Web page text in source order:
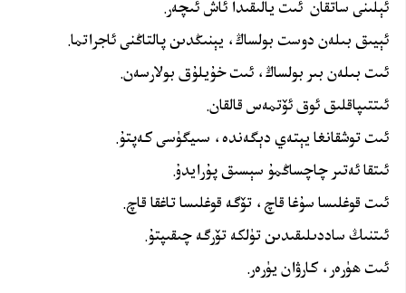
ئېلىنى ساتقان ئىت يالىقىدا ئاش ئىچەر.
ئېيىق بىلەن دوست بولساڭ، يېنىڭدىن پالتاڭنى ئاجراتما.
ئىت بىلەن بىر بولساڭ، ئىت خۇيلۇق بولارسەن.
ئىتتىپاقلىق ئوق ئۆتمەس قالقان.
ئىت توشقانغا يېتەي دېگەندە، سىيگۈسى كەپتۇ.
ئىتقا ئەتىر چاچساڭمۇ سېسىق پۇرايدۇ.
ئىت قوغلىسا سۇغا قاچ، تۆگە قوغلىسا تاغقا قاچ.
ئىتنىڭ ساددىلىقىدىن تۈلكە تۆرگە چىقىپتۇ.
ئىت ھۈرەر، كارۋان يۈرەر.